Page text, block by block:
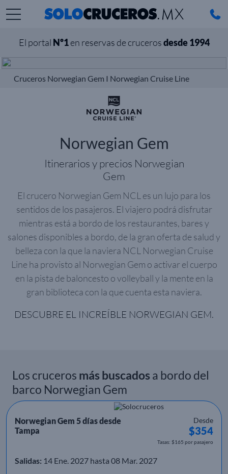
El portal Nº1en reservas de crucerosdesde 1994
Cruceros Norwegian Gem I Norwegian Cruise Line
Norwegian Gem
Itinerarios y precios Norwegian
Gem
El crucero Norwegian Gem NCL es un lujo para los
sentidos de los pasajeros. El viajero podrá disfrutar
mientras está a bordo de los restaurantes, bares y
salones disponibles a bordo, de la gran oferta de salud y
belleza con la que la naviera NCL Norwegian Cruise
Line ha provisto al Norwegian Gem o activar el cuerpo
en la pista de baloncesto o volleyball y la mente en la
gran biblioteca con la que cuenta esta naviera.
DESCUBRE EL INCREÍBLE NORWEGIAN GEM.
Los cruceros más buscadosa bordo del
barco Norwegian Gem
Norwegian Gem 5 días desde
Tampa
Desde
$354
Tasas: $165 por pasajero
Salidas: 14 Ene. 2027 hasta 08 Mar. 2027